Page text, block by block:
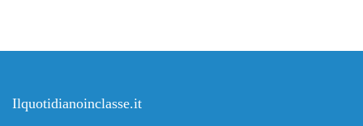
Ilquotidianoinclasse.it